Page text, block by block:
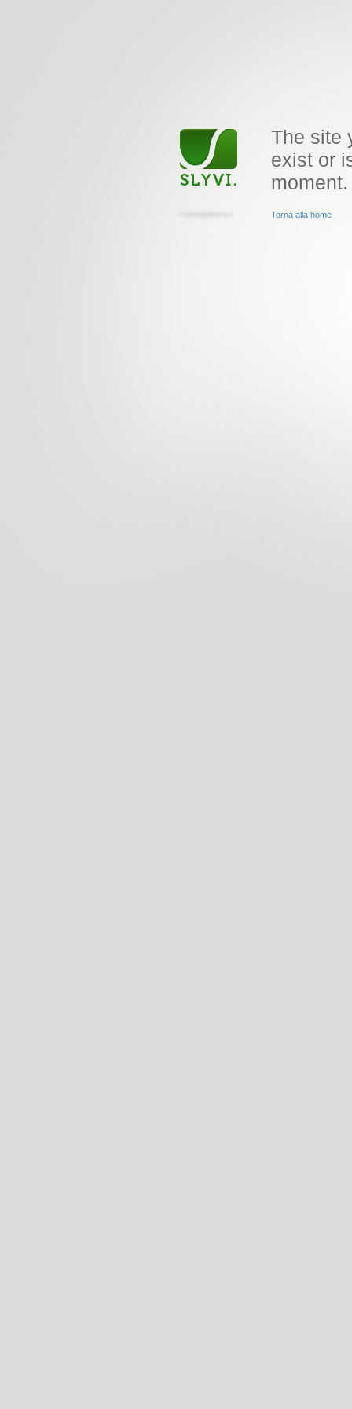
The site
exist or
moment.
Torna alla home